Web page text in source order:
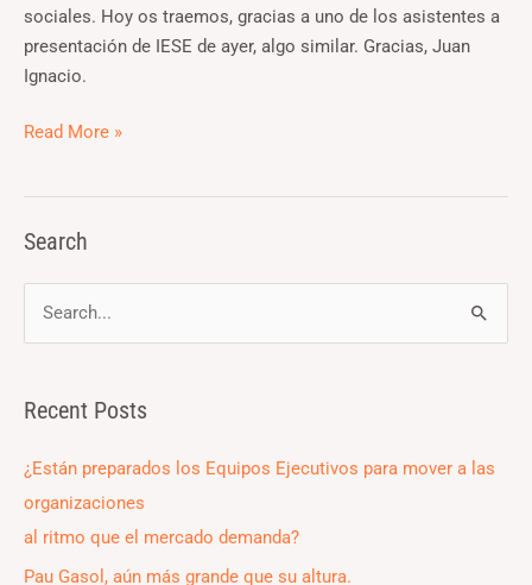
sociales. Hoy os traemos, gracias a uno de los asistentes a
presentación de IESE de ayer, algo similar. Gracias, Juan
Ignacio.
rodea
–
2ª
Read More »
Search
rRecent Posts
¿Están preparados los Equipos Ejecutivos para mover a las
organizaciones
al ritmo que el mercado demanda?
Pau Gasol, aún más grande que su altura.